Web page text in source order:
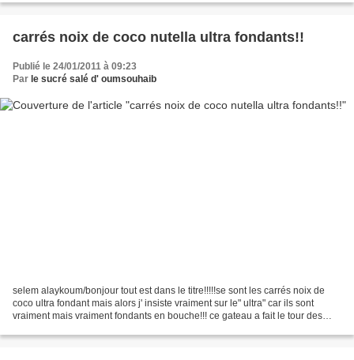
carrés noix de coco nutella ultra fondants!!
Publié le 24/01/2011 à 09:23
Par le sucré salé d' oumsouhaib
selem alaykoum/bonjour tout est dans le titre!!!!!se sont les carrés noix de
coco ultra fondant mais alors j' insiste vraiment sur le" ultra" car ils sont
vraiment mais vraiment fondants en bouche!!! ce gateau a fait le tour des